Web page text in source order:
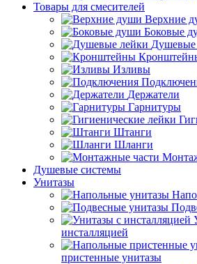
Товары для смесителей
Верхние
Боковые
Душевые
Изливы
Держатели
Гарнитуры
Штанги
Шланги
Душевые системы
Унитазы
инсталляцией
пристенные унитазы